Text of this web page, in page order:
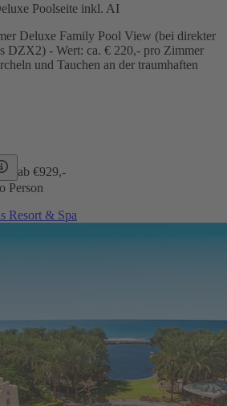
Poolseite inkl. AI
Deluxe Family Pool View (bei direkter
DZX2) - Wert: ca. € 220,- pro Zimmer
und Tauchen an der traumhaften
ab €929,-
Person
Resort & Spa